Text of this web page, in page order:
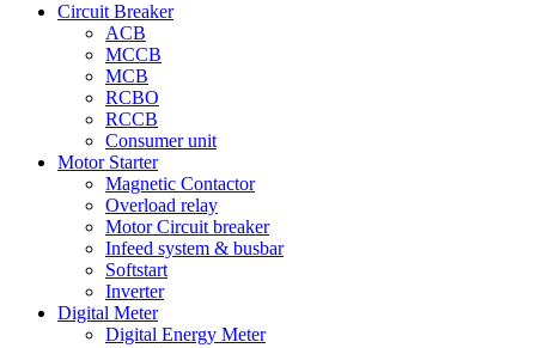
Circuit Breaker
ACB
MCCB
MCB
RCBO
RCCB
Consumer unit
Motor Starter
Magnetic Contactor
Overload relay
Motor Circuit breaker
Infeed system & busbar
Softstart
Inverter
Digital Meter
Digital Energy Meter